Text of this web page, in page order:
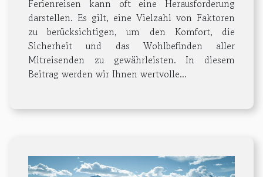
Ferienreisen kann oft eine Herausforderung
darstellen. Es gilt, eine Vielzahl von Faktoren
zu berücksichtigen, um den Komfort, die
Sicherheit und das Wohlbefinden aller
Mitreisenden zu gewährleisten. In diesem
Beitrag werden wir Ihnen wertvolle...